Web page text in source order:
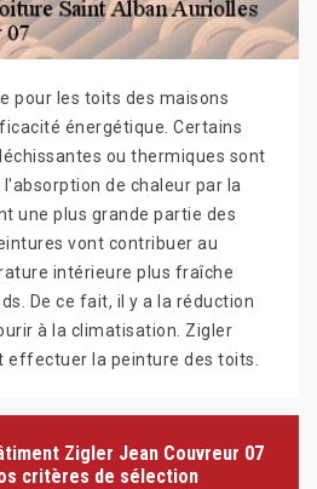
pour les toits des maisons
énergétique. Certains
ou thermiques sont
de chaleur par la
une plus grande partie des
vont contribuer au
intérieure plus fraîche
De ce fait, il y a la réduction
à la climatisation. Zigler
effectuer la peinture des toits.
Zigler Jean Couvreur 07
critères de sélection